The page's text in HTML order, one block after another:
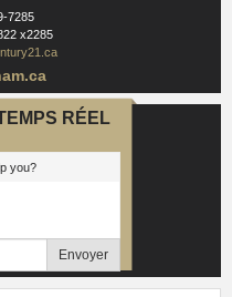
7285
x2285
RÉEL
you?
Envoyer